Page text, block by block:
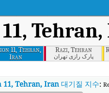
11, Tehran,
Iran
Razi, Tehran
پارک رازی تهران
11, Tehran, Iran대기질 지수: